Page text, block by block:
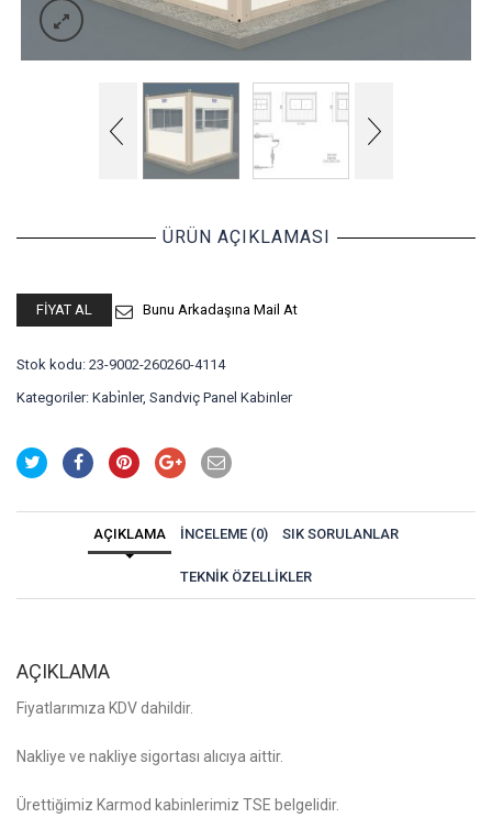
ÜRÜN AÇIKLAMASI
FIYAT AL Bunu Arkadaşına Mail At
Stok kodu: 23-9002-260260-4114
Kategoriler: Kabi̇nler, Sandviç Panel Kabinler
AÇIKLAMA İNCELEME (0) SIK SORULANLAR
TEKNIK ÖZELLIKLER
AÇIKLAMA
Fiyatlarımıza KDV dahildir.
Nakliye ve nakliye sigortası alıcıya aittir.
Ürettiğimiz Karmod kabinlerimiz TSE belgelidir.